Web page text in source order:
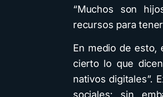
“Muchos son
recursos para
En medio de esto,
cierto lo que
nativos digitales”.
sociales; sin